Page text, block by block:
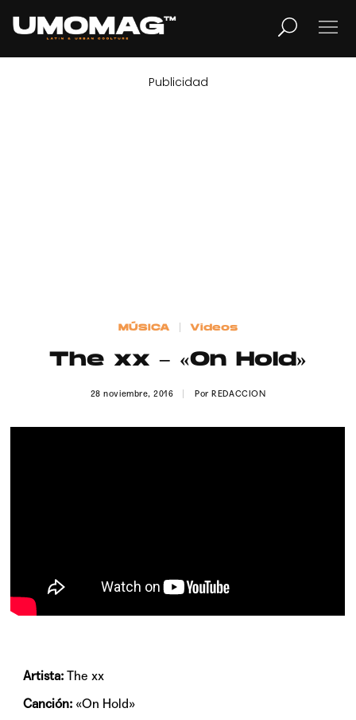
LIFESTYLE
Contacto
Publicidad
MÚSICA Videos
The xx – «On Hold»
28 noviembre, 2016 PorREDACCION
Artista: The xx
Canción: «On Hold»